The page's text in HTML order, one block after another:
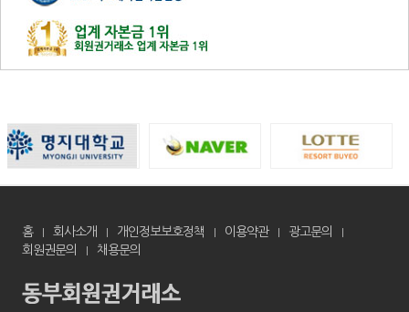
홈 회사소개 개인정보보호정책 이용약관
광고문의
회원권문의
채용문의